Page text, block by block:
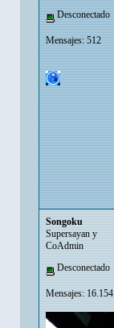
Desconectado
Mensajes: 512
Songoku
Supersayan y
CoAdmin
Desconectado
Mensajes: 16.154